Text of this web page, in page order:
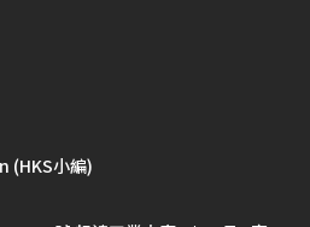
(HKS小編)